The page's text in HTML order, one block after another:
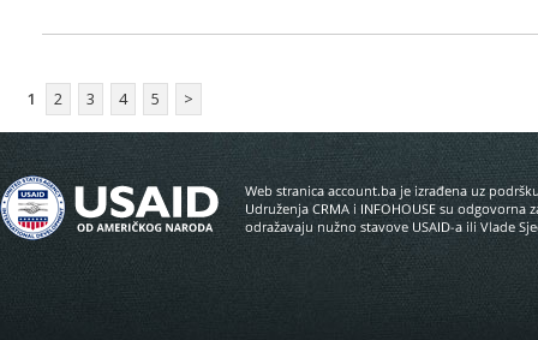
1 2 3 4 5 >